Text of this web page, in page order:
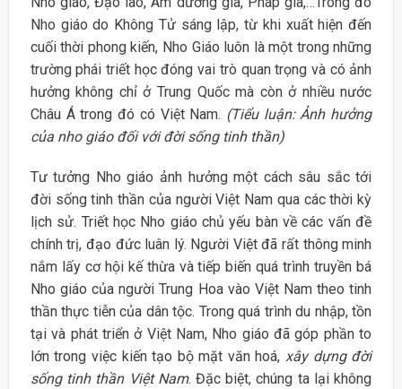
Nho giáo do Không Tử sáng lập, từ khi xuất hiện đến
cuối thời phong kiến, Nho Giáo luôn là một trong những
trường phái triết học đóng vai trò quan trọng và có ảnh
hưởng không chỉ ở Trung Quốc mà còn ở nhiều nước
Châu Á trong đó có Việt Nam. (Tiểu luận: Ảnh hưởng
của nho giáo đối với đời sống tinh thần)
Tư tưởng Nho giáo ảnh hưởng một cách sâu sắc tới
đời sống tinh thần của người Việt Nam qua các thời kỳ
lịch sử. Triết học Nho giáo chủ yếu bàn về các vấn đề
chính trị, đạo đức luân lý. Người Việt đã rất thông minh
nắm lấy cơ hội kế thừa và tiếp biến quá trình truyền bá
Nho giáo của người Trung Hoa vào Việt Nam theo tinh
thần thực tiễn của dân tộc. Trong quá trình du nhập, tồn
tại và phát triển ở Việt Nam, Nho giáo đã góp phần to
lớn trong việc kiến tạo bộ mặt văn hoá,xây dựng đời
sống tinh thần Việt Nam. Đặc biệt, chúng ta lại không